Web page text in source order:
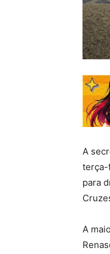
A
terça-
para
A